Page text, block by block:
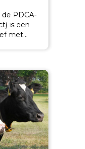
de PDCA-
is een
met…